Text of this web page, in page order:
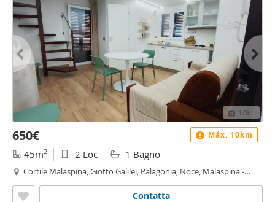
1/8
650€
45m2 2 Loc 1 Bagno
Cortile Malaspina, Giotto Galilei, Palagonia, Noce, Malaspina -
Contatta
Máx. 10km